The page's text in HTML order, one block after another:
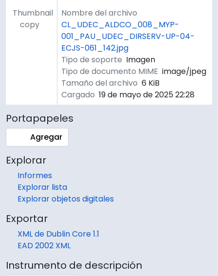
Thumbnail
copy
Nombre del archivo
CL_UDEC_ALDCO_008_MYP-
001_PAU_UDEC_DIRSERV-UP-04-
ECJS-061_142.jpg
Tipo de soporte Imagen
Tipo de documento MIME image/jpeg
Tamaño del archivo 6 KiB
Cargado 19 de mayo de 2025 22:28
Portapapeles
Agregar
Explorar
Informes
Explorar lista
Explorar objetos digitales
Exportar
XML de Dublin Core 1.1
EAD 2002 XML
Instrumento de descripción